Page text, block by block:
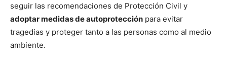
seguir las recomendaciones de Protección Civil y
adoptar medidas de autoprotección para evitar
tragedias y proteger tanto a las personas como al medio
ambiente.